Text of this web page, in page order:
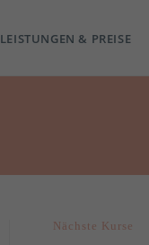
LEISTUNGEN & PREISE
Nächste Kurse